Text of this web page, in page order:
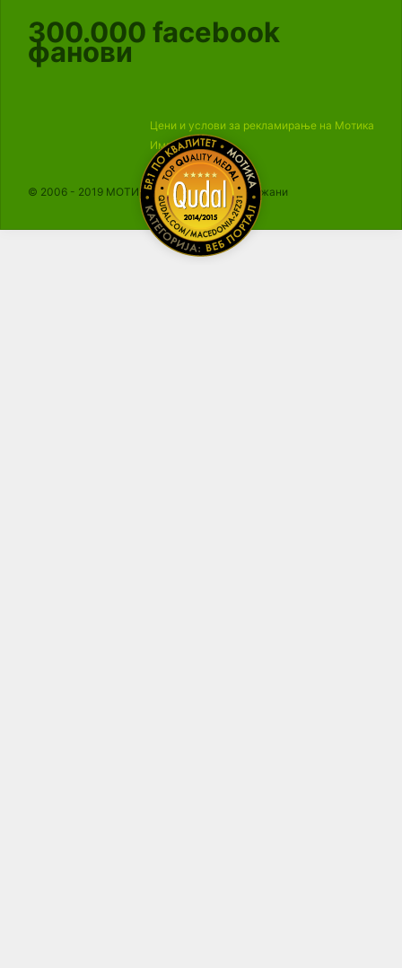
300.000 facebook
фанови
Цени и услови за рекламирање на Мотика
Импресум
© 2006 - 2019 МОТИКА, Сите права се задржани